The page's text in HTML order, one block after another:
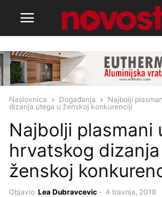
Naslovnica Događanja
Najbolji
dizanja utega u ženskoj konkurenciji
Najbolji plasmani
hrvatskog
ženskoj
Objavio Lea Dubravcevic - 4 travnja, 2018